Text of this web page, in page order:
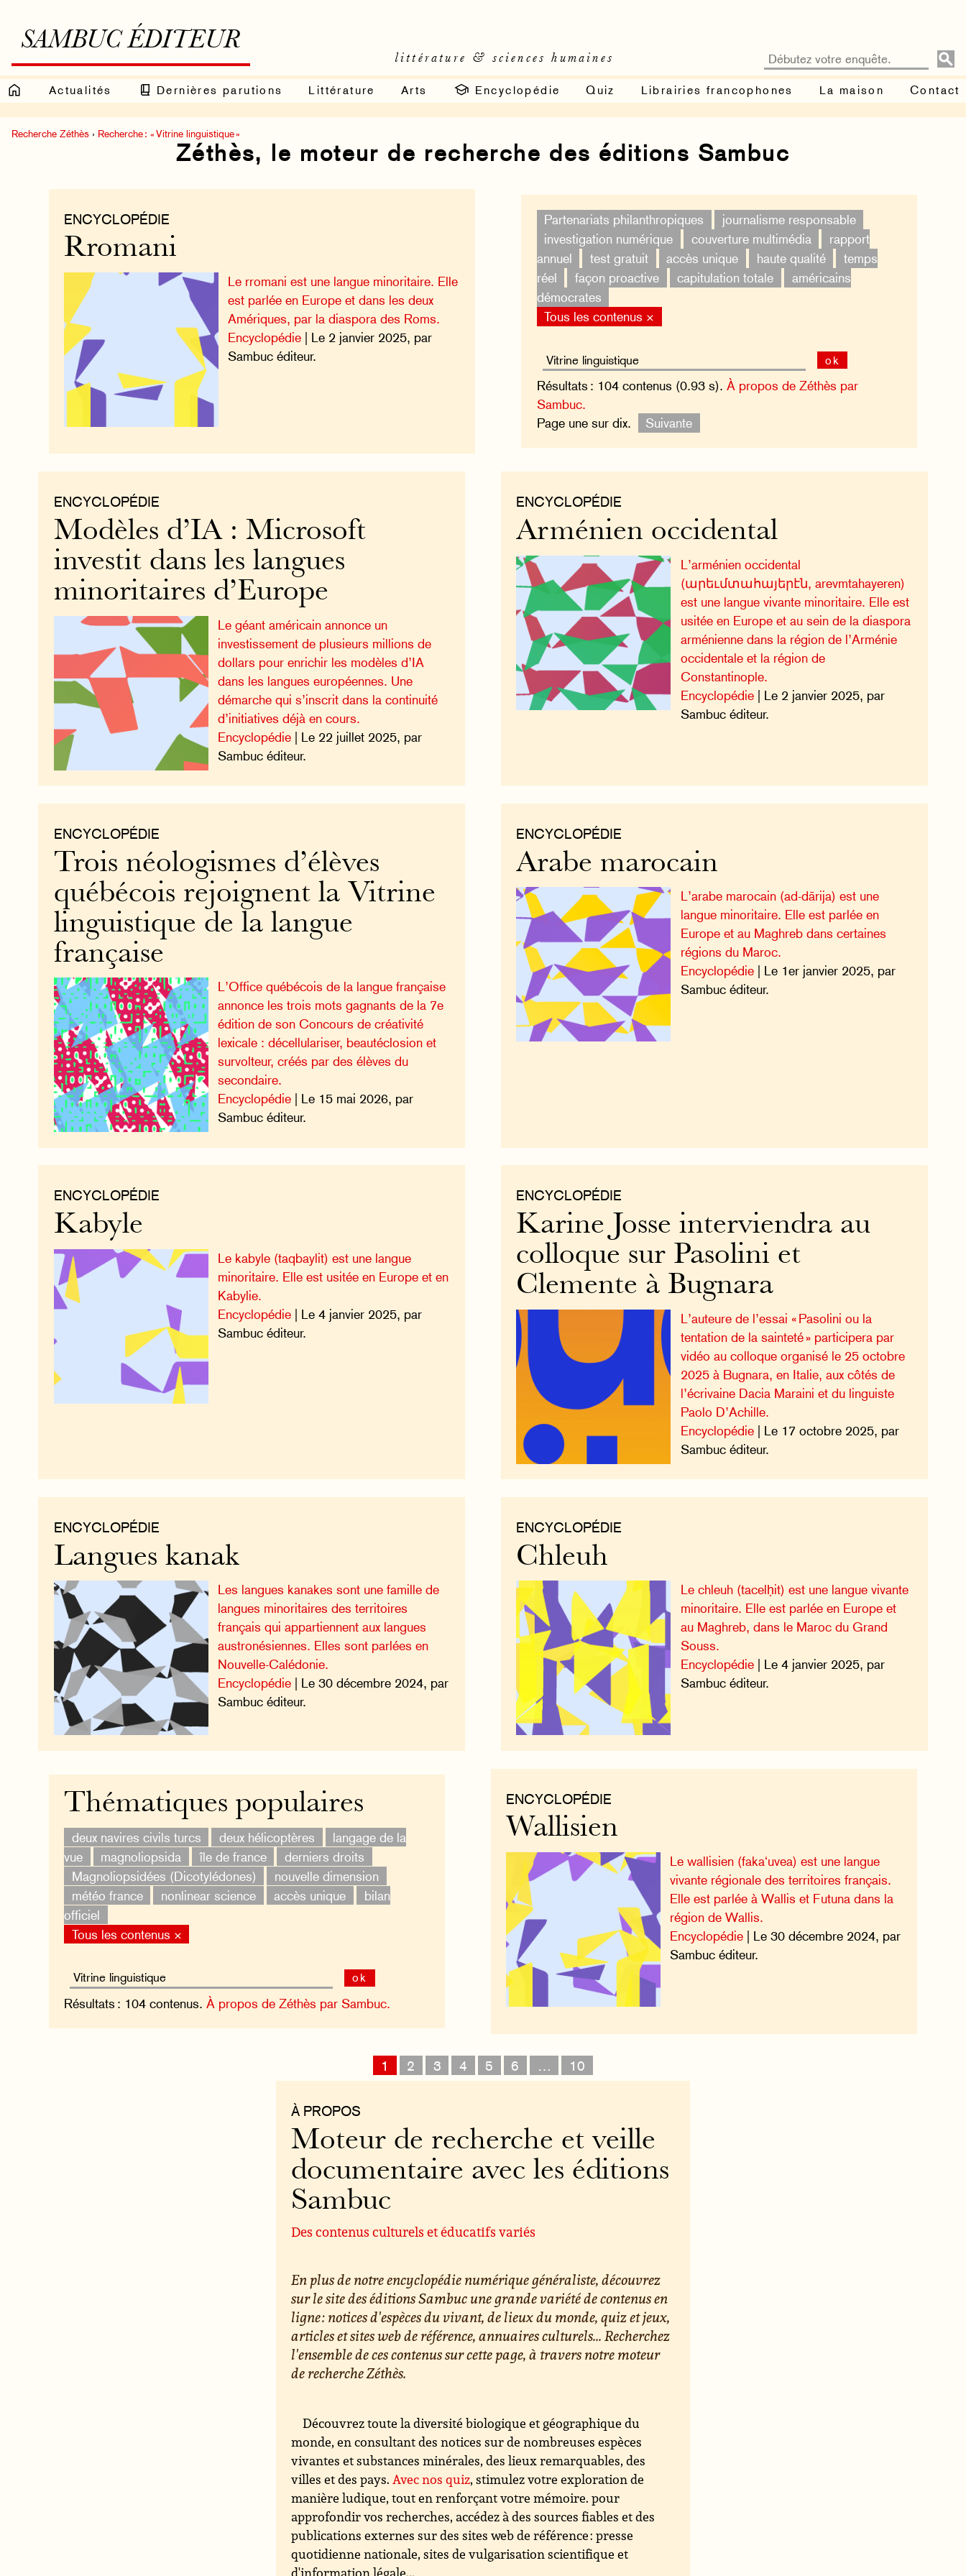
SAMBUC ÉDITEUR
littérature & sciences humaines
Actualités Dernières parutions Littérature Arts Encyclopédie Quiz Librairies francophones La maison Contact
Recherche Zéthès › Recherche : « Vitrine linguistique »
Zéthès, le moteur de recherche des éditions Sambuc
Partenariats philanthropiques
journalisme responsable
investigation numérique
couverture multimédia
rapport
annuel
test gratuit accès unique haute qualité
temps
réel
façon proactive capitulation totale
américains
démocrates
Tous les contenus ×
ok
Résultats : 104 contenus (0.93 s). À propos de Zéthès par
Sambuc.
Page une sur dix.
Suivante
ENCYCLOPÉDIE
Rromani
Le rromani est une langue minoritaire. Elle
est parlée en Europe et dans les deux
Amériques, par la diaspora des Roms.
Encyclopédie | Le 2 janvier 2025, par
Sambuc éditeur.
ENCYCLOPÉDIE
Arménien occidental
L’arménien occidental
(արեւմտահայերէն, arevmtahayeren)
est une langue vivante minoritaire. Elle est
usitée en Europe et au sein de la diaspora
arménienne dans la région de l’Arménie
occidentale et la région de
Constantinople.
Encyclopédie| Le 2 janvier 2025, par
Sambuc éditeur.
ENCYCLOPÉDIE
Modèles d’IA : Microsoft
investit dans les langues
minoritaires d’Europe
Le géant américain annonce un
investissement de plusieurs millions de
dollars pour enrichir les modèles d’IA
dans les langues européennes. Une
démarche qui s’inscrit dans la continuité
d’initiatives déjà en cours.
Encyclopédie | Le 22 juillet 2025, par
Sambuc éditeur.
ENCYCLOPÉDIE
Arabe marocain
L’arabe marocain (ad-dārija) est une
langue minoritaire. Elle est parlée en
Europe et au Maghreb dans certaines
régions du Maroc.
Encyclopédie| Le 1er janvier 2025, par
Sambuc éditeur.
ENCYCLOPÉDIE
Trois néologismes d’élèves
québécois rejoignent la Vitrine
linguistique de la langue
française
L’Office québécois de la langue française
annonce les trois mots gagnants de la 7e
édition de son Concours de créativité
lexicale : décellulariser, beautéclosion et
survolteur, créés par des élèves du
secondaire.
Encyclopédie | Le 15 mai 2026, par
Sambuc éditeur.
ENCYCLOPÉDIE
Karine Josse interviendra au
colloque sur Pasolini et
Clemente à Bugnara
L’auteure de l’essai « Pasolini ou la
tentation de la sainteté » participera par
vidéo au colloque organisé le 25 octobre
2025 à Bugnara, en Italie, aux côtés de
l’écrivaine Dacia Maraini et du linguiste
Paolo D’Achille.
Encyclopédie| Le 17 octobre 2025, par
Sambuc éditeur.
ENCYCLOPÉDIE
Kabyle
Le kabyle (taqbaylit) est une langue
minoritaire. Elle est usitée en Europe et en
Kabylie.
Encyclopédie | Le 4 janvier 2025, par
Sambuc éditeur.
ENCYCLOPÉDIE
Chleuh
Le chleuh (tacelḥit) est une langue vivante
minoritaire. Elle est parlée en Europe et
au Maghreb, dans le Maroc du Grand
Souss.
Encyclopédie| Le 4 janvier 2025, par
Sambuc éditeur.
ENCYCLOPÉDIE
Langues kanak
Les langues kanakes sont une famille de
langues minoritaires des territoires
français qui appartiennent aux langues
austronésiennes. Elles sont parlées en
Nouvelle-Calédonie.
Encyclopédie | Le 30 décembre 2024, par
Sambuc éditeur.
ENCYCLOPÉDIE
Wallisien
Le wallisien (fakaʻuvea) est une langue
vivante régionale des territoires français.
Elle est parlée à Wallis et Futuna dans la
région de Wallis.
Encyclopédie | Le 30 décembre 2024, par
Sambuc éditeur.
Thématiques populaires
deux navires civils turcs deux hélicoptères
langage de la
vue
magnoliopsida île de france
derniers droits
Magnoliopsidées (Dicotylédones)
nouvelle dimension
météo france
nonlinear science accès unique
bilan
officiel
Tous les contenus ×
ok
Résultats : 104 contenus. À propos de Zéthès par Sambuc.
1 2 3 4 5 6 … 10
À PROPOS
Moteur de recherche et veille
documentaire avec les éditions
Sambuc
Des contenus culturels et éducatifs variés
En plus de notre encyclopédie numérique généraliste, découvrez
sur le site des éditions Sambuc une grande variété de contenus en
ligne : notices d'espèces du vivant, de lieux du monde, quiz et jeux,
articles et sites web de référence, annuaires culturels... Recherchez
l'ensemble de ces contenus sur cette page, à travers notre moteur
de recherche Zéthès.
Découvrez toute la diversité biologique et géographique du
monde, en consultant des notices sur de nombreuses espèces
vivantes et substances minérales, des lieux remarquables, des
villes et des pays. Avec nos quiz, stimulez votre exploration de
manière ludique, tout en renforçant votre mémoire. pour
approfondir vos recherches, accédez à des sources fiables et des
publications externes sur des sites web de référence : presse
quotidienne nationale, sites de vulgarisation scientifique et
d'information légale...